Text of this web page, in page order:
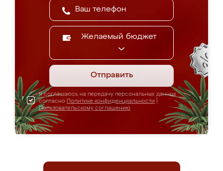
Желаемый бюджет
Отправить
Я соглашаюсь на передачу персональных данных
согласно Политике конфиденциальности
Пользовательскому соглашению